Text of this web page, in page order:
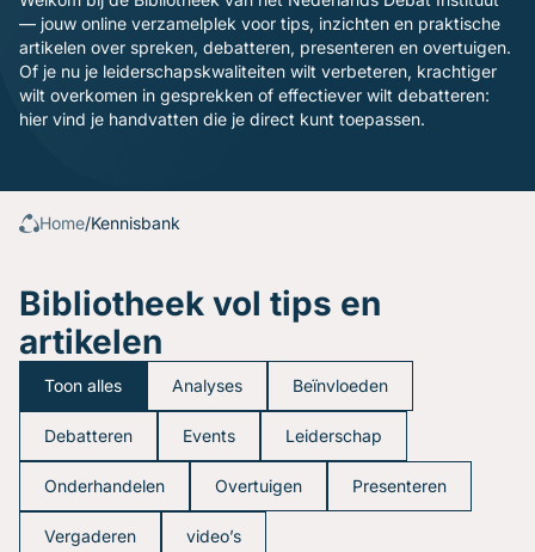
Gratis oefenavonden
Contact
— jouw online verzamelplek voor tips, inzichten en praktische
artikelen over spreken, debatteren, presenteren en overtuigen.
Of je nu je leiderschapskwaliteiten wilt verbeteren, krachtiger
wilt overkomen in gesprekken of effectiever wilt debatteren:
hier vind je handvatten die je direct kunt toepassen.
Home/Kennisbank
Bibliotheek vol tips en
artikelen
Toon alles Analyses Beïnvloeden
Debatteren Events Leiderschap
Onderhandelen Overtuigen Presenteren
Vergaderen video’s